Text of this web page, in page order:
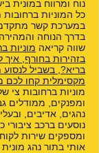
נוח ומרווח במונית
כל המוניות
במערכת קשר
בדרך הנוחה
שווה קריאה מוניות
בזהירות בחורף
איך
בריא? בשביל
מקסימלית קחו לכם
מוניות ברחובות צי
ומפנקים, ממודלים
נהגים, אדיבים,
נוסעים ברכב ציבורי
ומספקים שירות
אותי בתור נהג מונית